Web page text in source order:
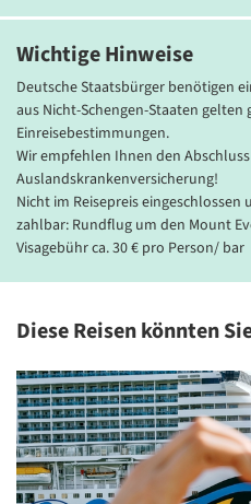
einer der
© Nabin Sainju
Alle Hotels bieten Zimmer mit Bad
angenehmes Ambiente passend
Im Preis enthalten sind 12x
darunter ein Abendessen mit
im Kloster.
Wichtige Hinweise
Deutsche Staatsbürger benötigen
aus Nicht-Schengen-Staaten gelten
Einreisebestimmungen.
Wir empfehlen Ihnen den
Auslandskrankenversicherung!
Nicht im Reisepreis
zahlbar: Rundflug um den Mount
Visagebühr ca. 30 € pro Person/ bar
Diese Reisen könnten